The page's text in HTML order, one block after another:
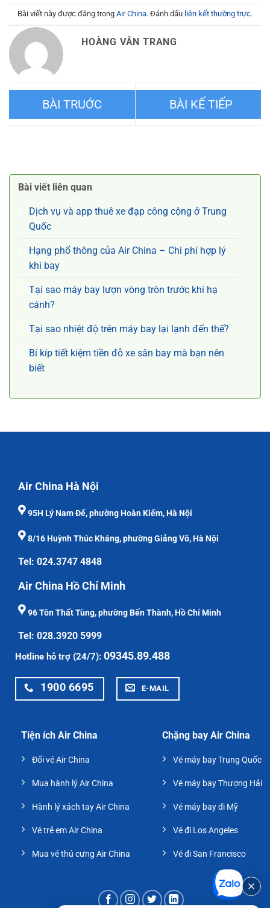
Bài viết này được đăng trong Air China. Đánh dấu liên kết thường trực.
HOÀNG VÂN TRANG
Bài viết liên quan
Dịch vụ và app thuê xe đạp công cộng ở Trung
Quốc
Hạng phổ thông của Air China – Chi phí hợp lý
khi bay
Tại sao máy bay lượn vòng tròn trước khi hạ
cánh?
Tại sao nhiệt độ trên máy bay lại lạnh đến thế?
Bí kíp tiết kiệm tiền đỗ xe sân bay mà bạn nên
biết
Air China Hà Nội
95H Lý Nam Đế, phường Hoàn Kiếm, Hà Nội
8/16 Huỳnh Thúc Kháng, phường Giảng Võ, Hà Nội
Tel: 024.3747 4848
Air China Hồ Chí Minh
96 Tôn Thất Tùng, phường Bến Thành, Hồ Chí Minh
Tel: 028.3920 5999
Hotline hỗ trợ (24/7): 09345.89.488
1900 6695 E-MAIL
Tiện ích Air China
Đổi vé Air China
Mua hành lý Air China
Hành lý xách tay Air China
Vé trẻ em Air China
Mua vé thú cưng Air China
Chặng bay Air China
Vé máy bay Trung Quốc
Vé máy bay Thượng Hải
Vé máy bay đi Mỹ
Vé đi Los Angeles
Vé đi San Francisco